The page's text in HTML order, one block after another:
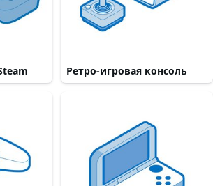
Ретро-игровая консоль